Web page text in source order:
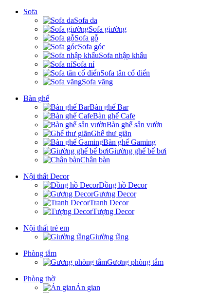
Sofa
Sofa da
Sofa giường
Sofa gỗ
Sofa góc
Sofa nhập khẩu
Sofa nỉ
Sofa tân cổ điển
Sofa văng
Bàn ghế
Bàn ghế Bar
Bàn ghế Cafe
Bàn ghế sân vườn
Ghế thư giãn
Bàn ghế Gaming
Giường ghế bể bơi
Chân bàn
Nội thất Decor
Đồng hồ Decor
Gương Decor
Tranh Decor
Tượng Decor
Nội thất trẻ em
Giường tầng
Phòng tắm
Gương phòng tắm
Phòng thờ
Án gian